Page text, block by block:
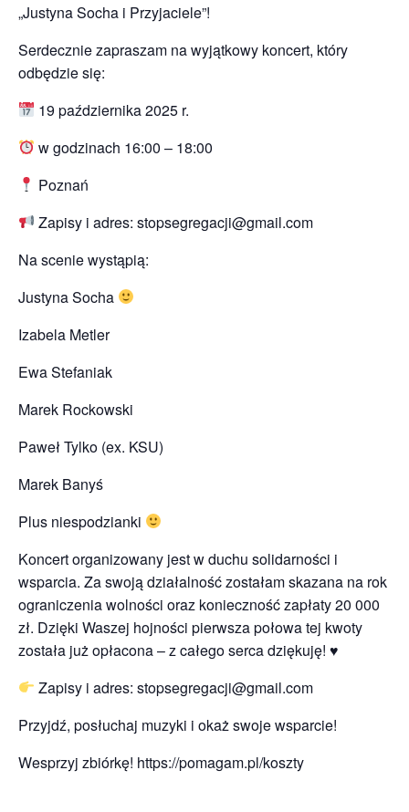
„Justyna Socha i Przyjaciele”!
Serdecznie zapraszam na wyjątkowy koncert, który
odbędzie się:
19 października 2025 r.
w godzinach 16:00 – 18:00
Poznań
Zapisy i adres:stopsegregacji@gmail.com
Na scenie wystąpią:
Justyna Socha
Izabela Metler
Ewa Stefaniak
Marek Rockowski
Paweł Tylko (ex. KSU)
Marek Banyś
Plus niespodzianki
Koncert organizowany jest w duchu solidarności i
wsparcia. Za swoją działalność zostałam skazana na rok
ograniczenia wolności oraz konieczność zapłaty 20 000
zł. Dzięki Waszej hojności pierwsza połowa tej kwoty
została już opłacona – z całego serca dziękuję! ♥️
Zapisy i adres:stopsegregacji@gmail.com
Przyjdź, posłuchaj muzyki i okaż swoje wsparcie!
Wesprzyj zbiórkę! https://pomagam.pl/koszty